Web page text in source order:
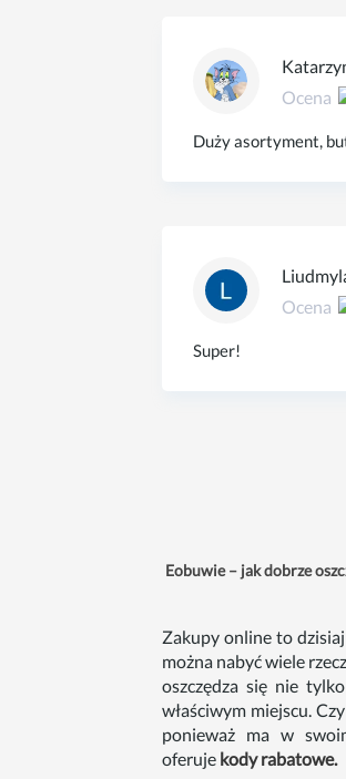
Ocena
Duży asortyment,
Ocena
Super!
Eobuwie – jak dobrze
Zakupy online to
można nabyć wiele
oszczędza się nie
właściwym miejscu.
ponieważ ma w
oferuje kody rabatowe.